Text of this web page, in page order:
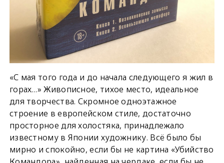
«С мая того года и до начала следующего я жил в
горах…» Живописное, тихое место, идеальное
для творчества. Скромное одноэтажное
строение в европейском стиле, достаточно
просторное для холостяка, принадлежало
известному в Японии художнику. Всё было бы
мирно и спокойно, если бы не картина «Убийство